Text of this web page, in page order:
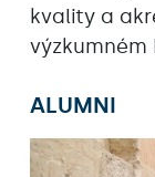
kvality a
výzkumném
ALUMNI